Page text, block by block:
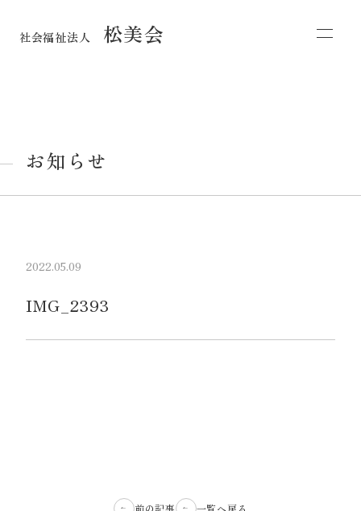
社会福祉法人 松美会
お知らせ
2022.05.09
IMG_2393
前の記事 一覧へ戻る